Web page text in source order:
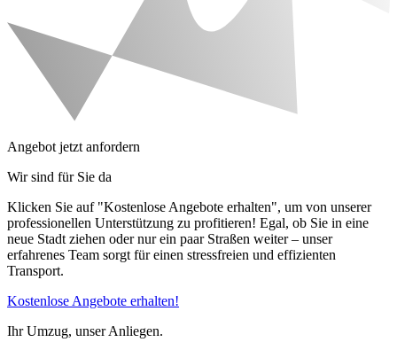
Angebot jetzt anfordern
Wir sind für Sie da
Klicken Sie auf "Kostenlose Angebote erhalten", um von unserer
professionellen Unterstützung zu profitieren! Egal, ob Sie in eine
neue Stadt ziehen oder nur ein paar Straßen weiter – unser
erfahrenes Team sorgt für einen stressfreien und effizienten
Transport.
Kostenlose Angebote erhalten!
Ihr Umzug, unser Anliegen.